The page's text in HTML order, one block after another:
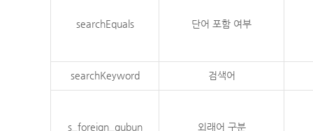
searchEquals 단어 포함 여부
searchKeyword 검색어
s_foreign_gubun 외래어 구분